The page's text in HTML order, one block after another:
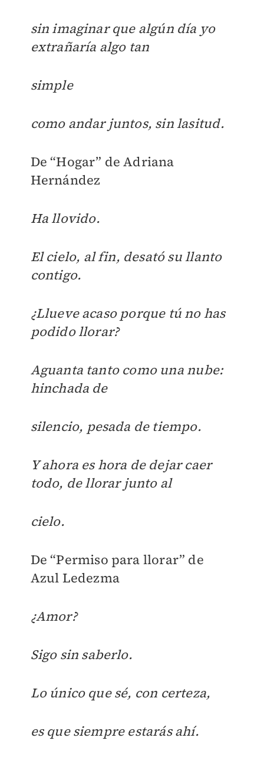
sin imaginar que algún día yo
extrañaría algo tan
simple
como andar juntos, sin lasitud.
De “Hogar” de Adriana
Hernández
Ha llovido.
El cielo, al fin, desató su llanto
contigo.
¿Llueve acaso porque tú no has
podido llorar?
Aguanta tanto como una nube:
hinchada de
silencio, pesada de tiempo.
Y ahora es hora de dejar caer
todo, de llorar junto al
cielo.
De “Permiso para llorar” de
Azul Ledezma
¿Amor?
Sigo sin saberlo.
Lo único que sé, con certeza,
es que siempre estarás ahí.